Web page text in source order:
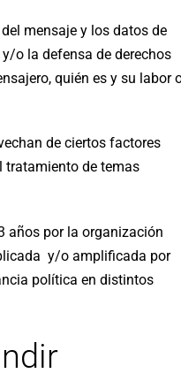
mensaje y los datos de
o la defensa de derechos
quién es y su labor
de ciertos factores
tratamiento de temas
años por la organización
y/o amplificada por
política en distintos